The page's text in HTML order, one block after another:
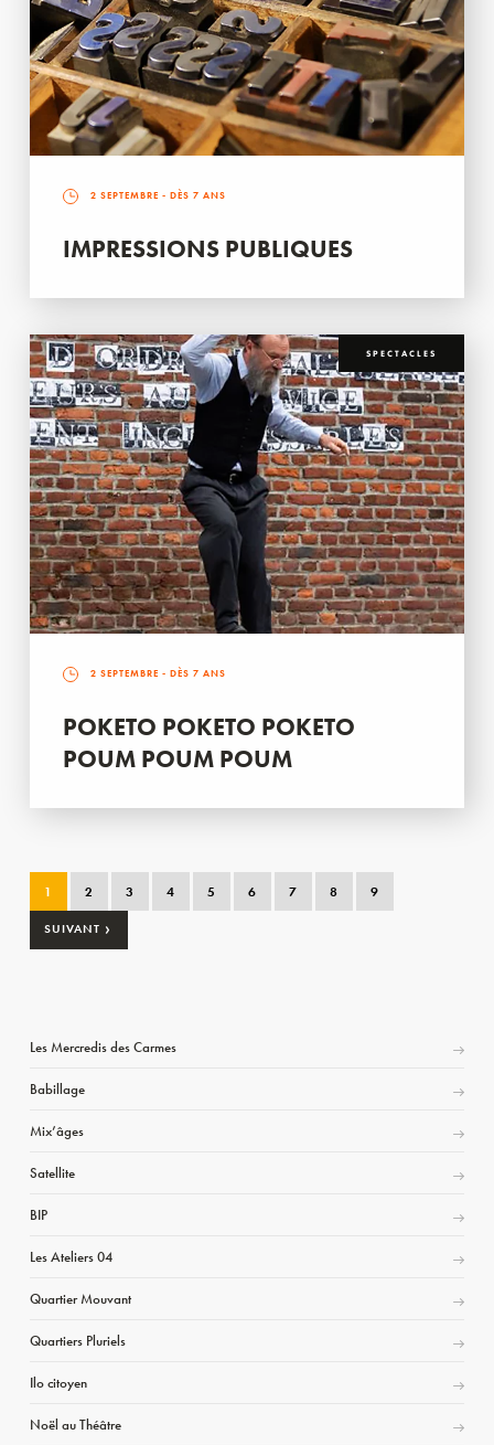
2 SEPTEMBRE - DÈS 7 ANS
IMPRESSIONS PUBLIQUES
SPECTACLES
2 SEPTEMBRE - DÈS 7 ANS
POKETO POKETO POKETO
POUM POUM POUM
1 2 3 4 5 6 7 8 9
SUIVANT ›
Les Mercredis des Carmes
Babillage
Mix’âges
Satellite
BIP
Les Ateliers 04
Quartier Mouvant
Quartiers Pluriels
Ilo citoyen
Noël au Théâtre